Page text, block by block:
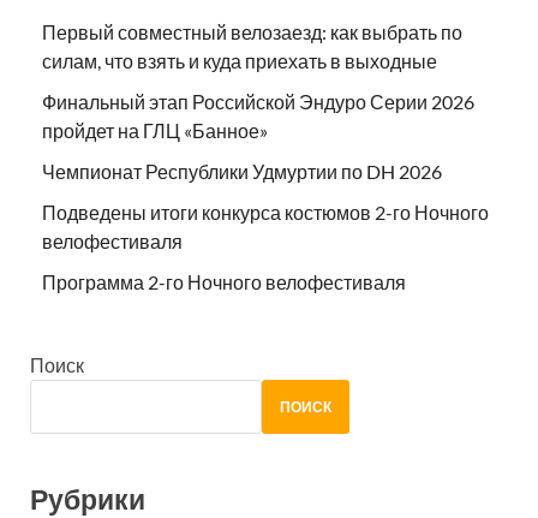
Первый совместный велозаезд: как выбрать по
силам, что взять и куда приехать в выходные
Финальный этап Российской Эндуро Серии 2026
пройдет на ГЛЦ «Банное»
Чемпионат Республики Удмуртии по DH 2026
Подведены итоги конкурса костюмов 2-го Ночного
велофестиваля
Программа 2-го Ночного велофестиваля
Поиск
ПОИСК
Рубрики